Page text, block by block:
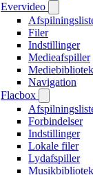
Evervideo
Filer
Indstillinger
Medieafspiller
Mediebibliotek
Navigation
Flacbox
Forbindelser
Indstillinger
Lokale filer
Lydafspiller
Musikbibliotek